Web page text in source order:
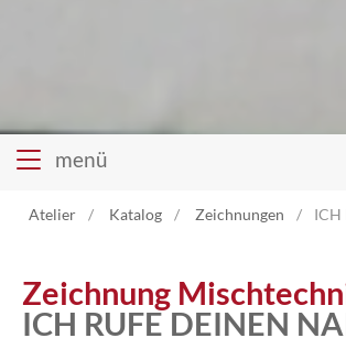
menü
Atelier Katalog Zeichnungen ICH
Zeichnung
ICH RUFE DEINEN